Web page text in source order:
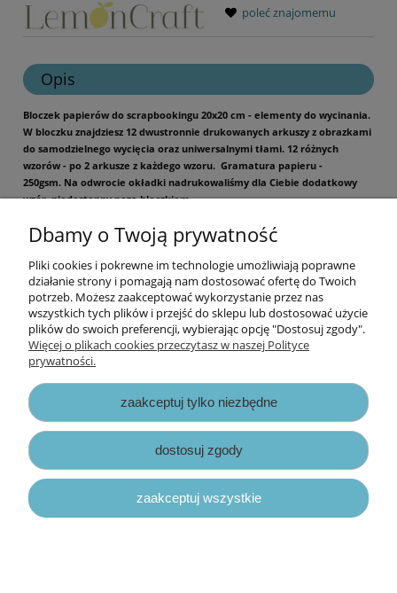
poleć znajomemu
Opis
Bloczek papierów do scrapbookingu 20x20 cm - elementy do wycinania.
W bloczku znajdziesz 12 dwustronnie drukowanych arkuszy z obrazkami
do samodzielnego wycięcia oraz uniwersalnymi tłami. 12 różnych
wzorów - po 2 arkusze z każdego wzoru. Gramatura papieru -
250gsm. Na odwrocie okładki nadrukowaliśmy dla Ciebie dodatkowy
wzór, niedostępny poza bloczkiem.
Wyprodukowane w Polsce.
Informacje
Opłaty i koszty dostawy
Zapisy prawne
Dbamy o Twoją prywatność
Pliki cookies i pokrewne im technologie umożliwiają poprawne
działanie strony i pomagają nam dostosować ofertę do Twoich
potrzeb. Możesz zaakceptować wykorzystanie przez nas
wszystkich tych plików i przejść do sklepu lub dostosować użycie
plików do swoich preferencji, wybierając opcję "Dostosuj zgody".
Więcej o plikach cookies przeczytasz w naszej Polityce
prywatności.
zaakceptuj tylko niezbędne
dostosuj zgody
zaakceptuj wszystkie